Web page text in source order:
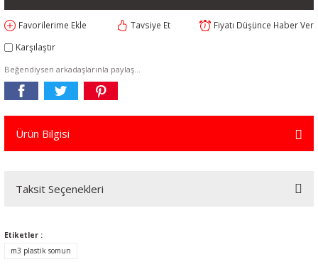
Tavsiye Et
Fiyatı Düşünce Haber Ver
Karşılaştır
Beğendiysen arkadaşlarınla paylaş...
Ürün Bilgisi
Taksit Seçenekleri
Etiketler :
m3 plastik somun